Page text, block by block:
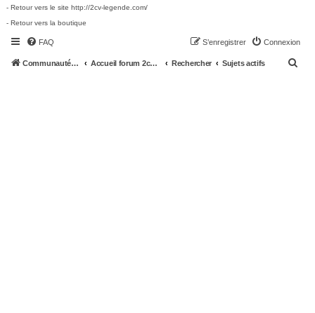
- Retour vers le site http://2cv-legende.com/
- Retour vers la boutique
FAQ Connexion
S’enregistrer
Communauté 2cv-legende.com Accueil forum 2cv-legende.com Rechercher Sujets actifs